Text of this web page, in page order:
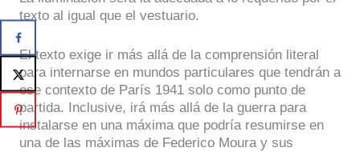
texto al igual que el vestuario.
El texto exige ir más allá de la comprensión literal
para internarse en mundos particulares que tendrán a
ese contexto de París 1941 solo como punto de
partida. Inclusive, irá más allá de la guerra para
instalarse en una máxima que podría resumirse en
una de las máximas de Federico Moura y sus